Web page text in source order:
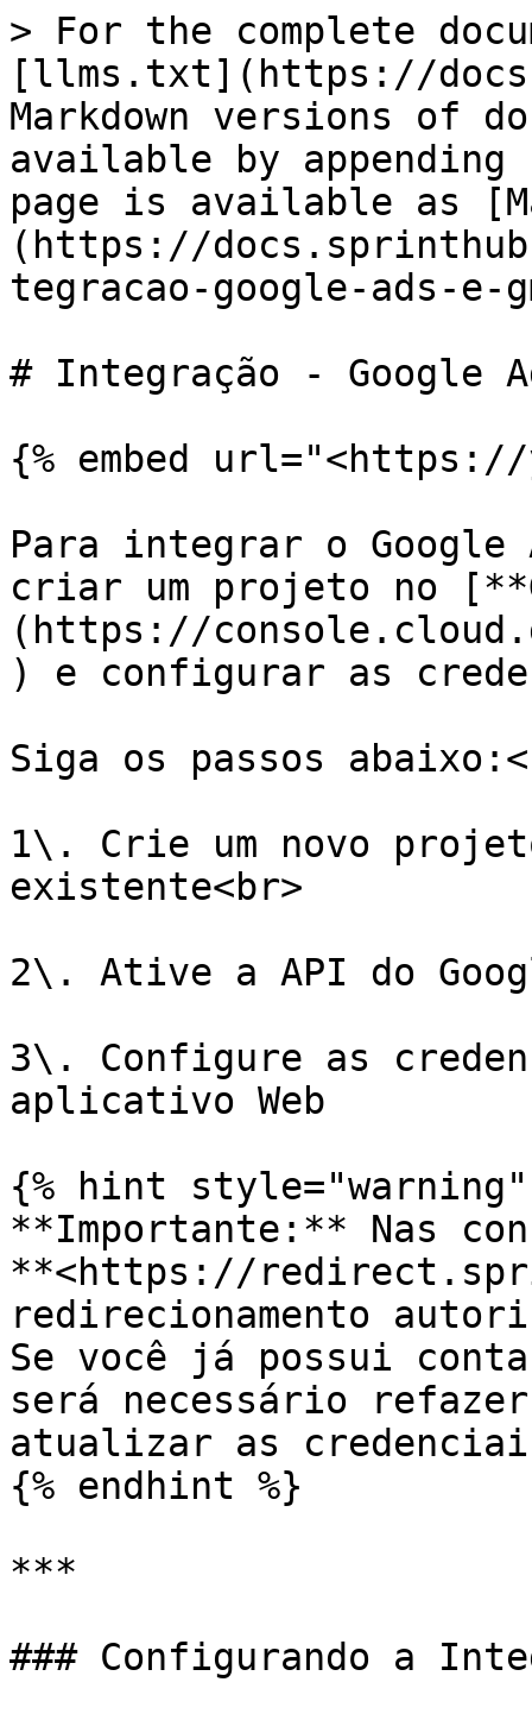
> For the complete
[llms.txt](https://
Markdown versions of
available by
page is available as
(https://
tegracao-google-ads-e-
# Integração - Google
{% embed url="<https://
Para integrar o
criar um projeto no
(https://
) e configurar as
Siga os passos
1\. Crie um novo
existente<br>
2\. Ative a API do
3\. Configure as
aplicativo Web
{% hint style="warning"
**Importante:** Nas
**<https://
redirecionamento
Se você já possui
será necessário
atualizar as
{% endhint %}
***
### Configurando a